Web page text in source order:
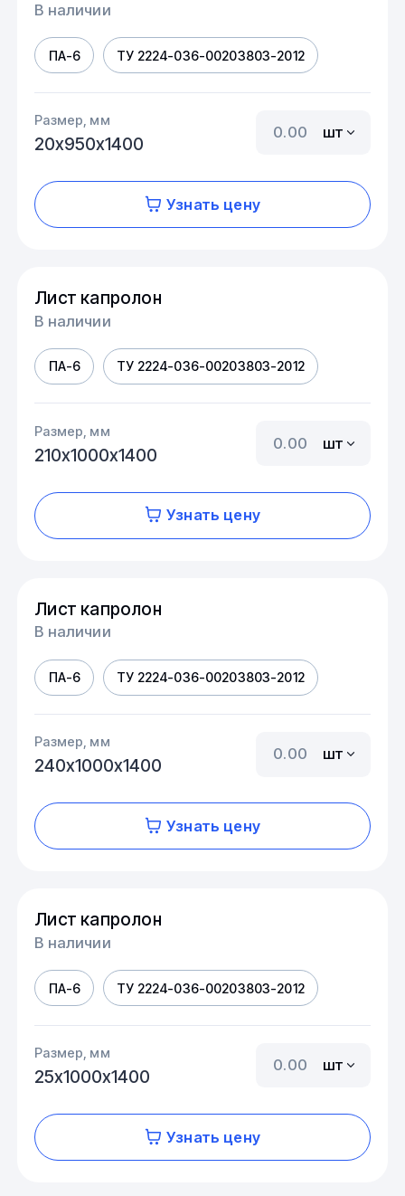
В наличии
ПА-6 ТУ 2224-036-00203803-2012
Размер, мм
20х950х1400
шт
Узнать цену
Лист капролон
В наличии
ПА-6 ТУ 2224-036-00203803-2012
Размер, мм
210х1000х1400
шт
Узнать цену
Лист капролон
В наличии
ПА-6 ТУ 2224-036-00203803-2012
Размер, мм
240х1000х1400
шт
Узнать цену
Лист капролон
В наличии
ПА-6 ТУ 2224-036-00203803-2012
Размер, мм
25х1000х1400
шт
Узнать цену